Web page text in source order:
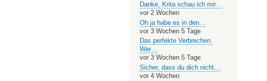
Danke, Krita schau ich mir…
vor 2 Wochen
Oh ja habe es in den…
vor 3 Wochen 5 Tage
Das perfekte Verbrechen.
Wer…
vor 3 Wochen 5 Tage
Sicher, dass du dich nicht…
vor 4 Wochen